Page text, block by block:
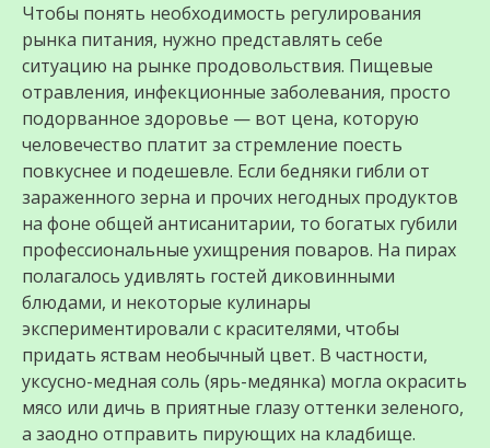
Чтобы понять необходимость регулирования
рынка питания, нужно представлять себе
ситуацию на рынке продовольствия. Пищевые
отравления, инфекционные заболевания, просто
подорванное здоровье — вот цена, которую
человечество платит за стремление поесть
повкуснее и подешевле. Если бедняки гибли от
зараженного зерна и прочих негодных продуктов
на фоне общей антисанитарии, то богатых губили
профессиональные ухищрения поваров. На пирах
полагалось удивлять гостей диковинными
блюдами, и некоторые кулинары
экспериментировали с красителями, чтобы
придать яствам необычный цвет. В частности,
уксусно-медная соль (ярь-медянка) могла окрасить
мясо или дичь в приятные глазу оттенки зеленого,
а заодно отправить пирующих на кладбище.